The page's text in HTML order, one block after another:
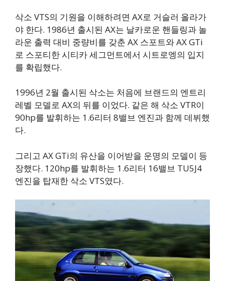
삭소 VTS의 기원을 이해하려면 AX로 거슬러 올라가
야 한다. 1986년 출시된 AX는 날카로운 핸들링과 놀
라운 출력 대비 중량비를 갖춘 AX 스포트와 AX GTi
로 스포티한 시티카 세그먼트에서 시트로엥의 입지
를 확립했다.
1996년 2월 출시된 삭소는 처음에 브랜드의 엔트리
레벨 모델로 AX의 뒤를 이었다. 같은 해 삭소 VTR이
90hp를 발휘하는 1.6리터 8밸브 엔진과 함께 데뷔했
다.
그리고 AX GTi의 유산을 이어받을 운명의 모델이 등
장했다. 120hp를 발휘하는 1.6리터 16밸브 TU5J4
엔진을 탑재한 삭소 VTS였다.